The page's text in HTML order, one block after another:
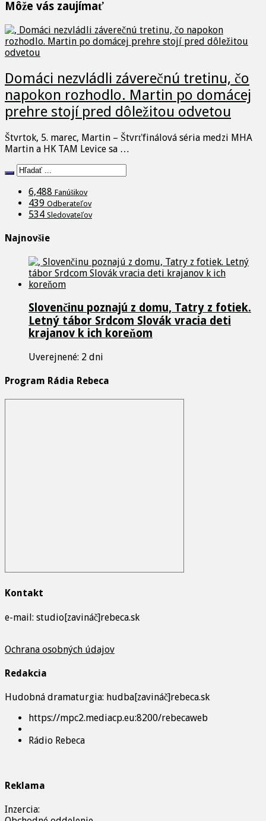
Môže vás zaujímať
Domáci nezvládli záverečnú tretinu, čo
napokon rozhodlo. Martin po domácej
prehre stojí pred dôležitou odvetou
Štvrtok, 5. marec, Martin – Štvrťfinálová séria medzi MHA
Martin a HK TAM Levice sa …
6,488 Fanúšikov
439 Odberateľov
534 Sledovateľov
Najnovšie
Slovenčinu poznajú z domu, Tatry z fotiek.
Letný tábor Srdcom Slovák vracia deti
krajanov k ich koreňom
Uverejnené: 2 dni
Program Rádia Rebeca
Kontakt
e-mail: studio[zavináč]rebeca.sk
Ochrana osobných údajov
Redakcia
Hudobná dramaturgia: hudba[zavináč]rebeca.sk
https://mpc2.mediacp.eu:8200/rebecaweb
Rádio Rebeca
Reklama
Inzercia: